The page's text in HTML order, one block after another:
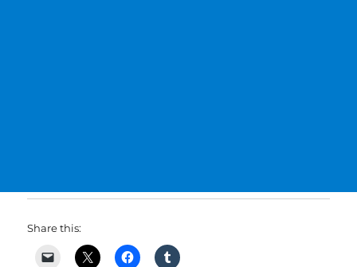
Share this: